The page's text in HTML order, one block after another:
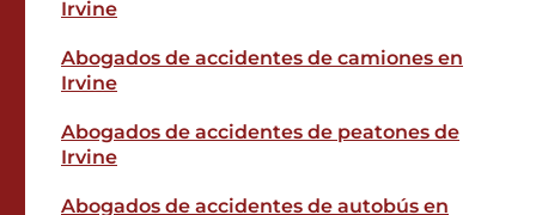
Irvine
Abogados de accidentes de camiones en
Irvine
Abogados de accidentes de peatones de
Irvine
Abogados de accidentes de autobús en